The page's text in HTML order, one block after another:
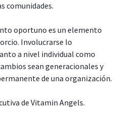
comunidades.
oportuno es un elemento
Involucrarse lo
a nivel individual como
sean generacionales y
de una organización.
de Vitamin Angels.